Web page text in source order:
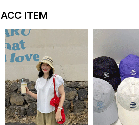
ACC ITEM